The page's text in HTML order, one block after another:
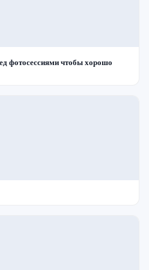
фотосессиями чтобы хорошо